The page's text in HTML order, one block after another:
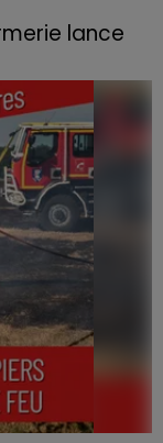
lance
au
et
de personnes.